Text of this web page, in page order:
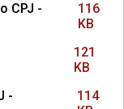
CPJ -
116
KB
121
KB
-
114